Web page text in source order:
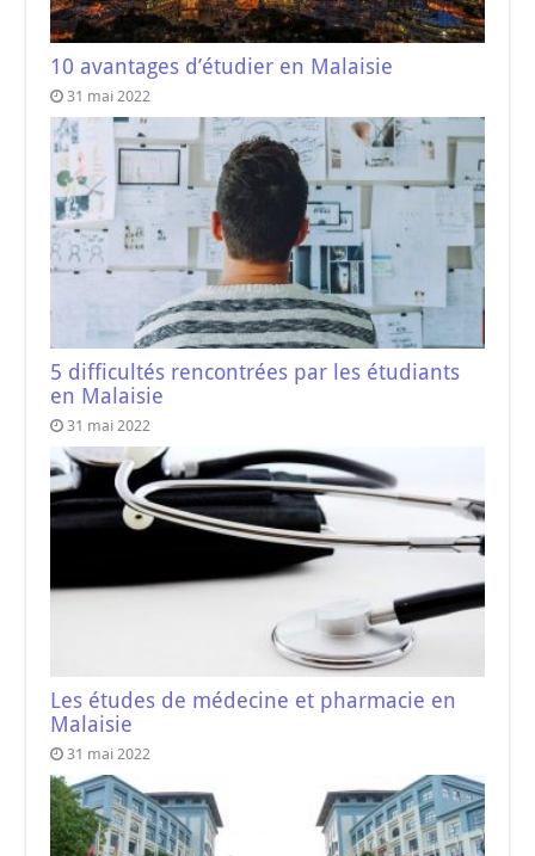
10 avantages d’étudier en Malaisie
31 mai 2022
5 difficultés rencontrées par les étudiants
en Malaisie
31 mai 2022
Les études de médecine et pharmacie en
Malaisie
31 mai 2022